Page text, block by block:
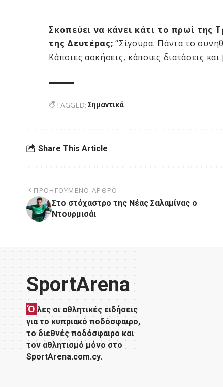
Σκοπεύει να κάνει κάτι το πρωί της
της Δευτέρας; “Σίγουρα. Πάντα το
Κάποιες ασκήσεις, κάποιες διατάσεις
TAGGED: Σημαντικά
Share This Article
ΠΡΟΗΓΟΎΜΕΝΟ ΆΡΘΡΟ
Στο στόχαστρο της Νέας Σαλαμίνας ο
Ντουρμισάι
SportArena
Ό λες οι αθλητικές ειδήσεις
για το κυπριακό ποδόσφαιρο,
το διεθνές ποδόσφαιρο και
τον αθλητισμό μόνο στο
SportArena.com.cy.